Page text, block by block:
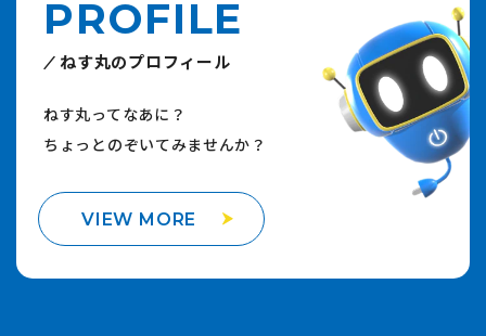
PROFILE
ねす丸のプロフィール
ねす丸ってなあに？
ちょっとのぞいてみませんか？
VIEW MORE